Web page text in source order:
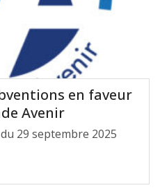
en faveur
Avenir
29 septembre 2025